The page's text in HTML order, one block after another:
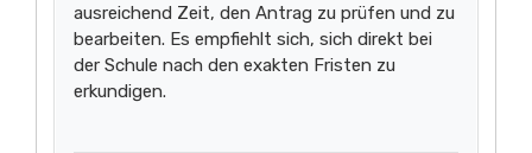
ausreichend Zeit, den Antrag zu prüfen und zu
bearbeiten. Es empfiehlt sich, sich direkt bei
der Schule nach den exakten Fristen zu
erkundigen.